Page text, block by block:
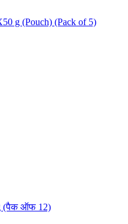
g (Pouch) (Pack of 5)
g (पैक ऑफ 12)